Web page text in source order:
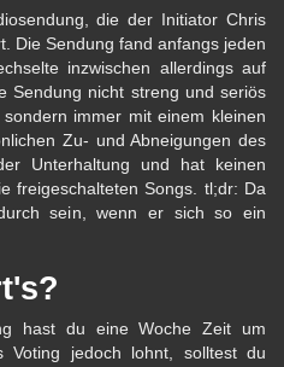
die der Initiator Chris
Die Sendung fand anfangs jeden
inzwischen allerdings auf
Sendung nicht streng und seriös
immer mit einem kleinen
Zu- und Abneigungen des
Unterhaltung und hat keinen
freigeschalteten Songs. tl;dr: Da
sein, wenn er sich so ein
hast du eine Woche Zeit um
Voting jedoch lohnt, solltest du